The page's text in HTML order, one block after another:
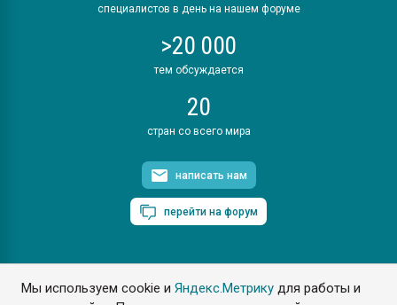
Мы используем cookie иЯндекс.Метрику для работы и
специалистов в день на нашем форуме
>20 000
тем обсуждается
20
стран со всего мира
написать нам
перейти на форум
ПластЭксперт © 2006. Все права защищены